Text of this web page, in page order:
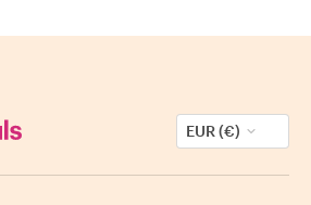
EUR (€)